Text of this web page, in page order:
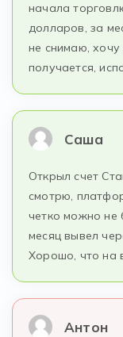
начала
долларов, за
не снимаю,
получается,
Саша
Открыл счет
смотрю,
четко можно не
месяц вывел
Хорошо, что на
Антон